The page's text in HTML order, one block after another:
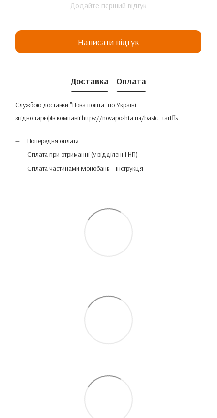
Додайте перший відгук
Написати відгук
Доставка Оплата
Службою доставки "Нова пошта" по Україні
згідно тарифів компаніїhttps://novaposhta.ua/basic_tariffs
Попередня оплата
Оплата при отриманні (у відділенні НП)
Оплата частинами Монобанк - інструкція